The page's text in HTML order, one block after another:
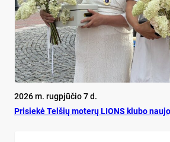
2026 m. rugpjūčio 7 d.
Pri­siekė Tel­šių mo­terų LIONS klu­bo